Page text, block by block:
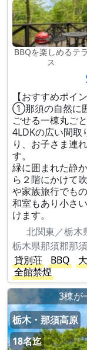
BBQを楽しめるテラ
ス
【おすすめポイン
①那須の自然に
ごせる一棟丸ご
4LDKの広い間取
り、お子さま連
す。
緑に囲まれた静
ら２階にかけて
や家族旅行でも
和室もあり小さ
けます。
北関東／栃木
栃木県那須郡那
貸別荘
BBQ
全館禁煙
3棟が
栃木・那須高原
18名迄